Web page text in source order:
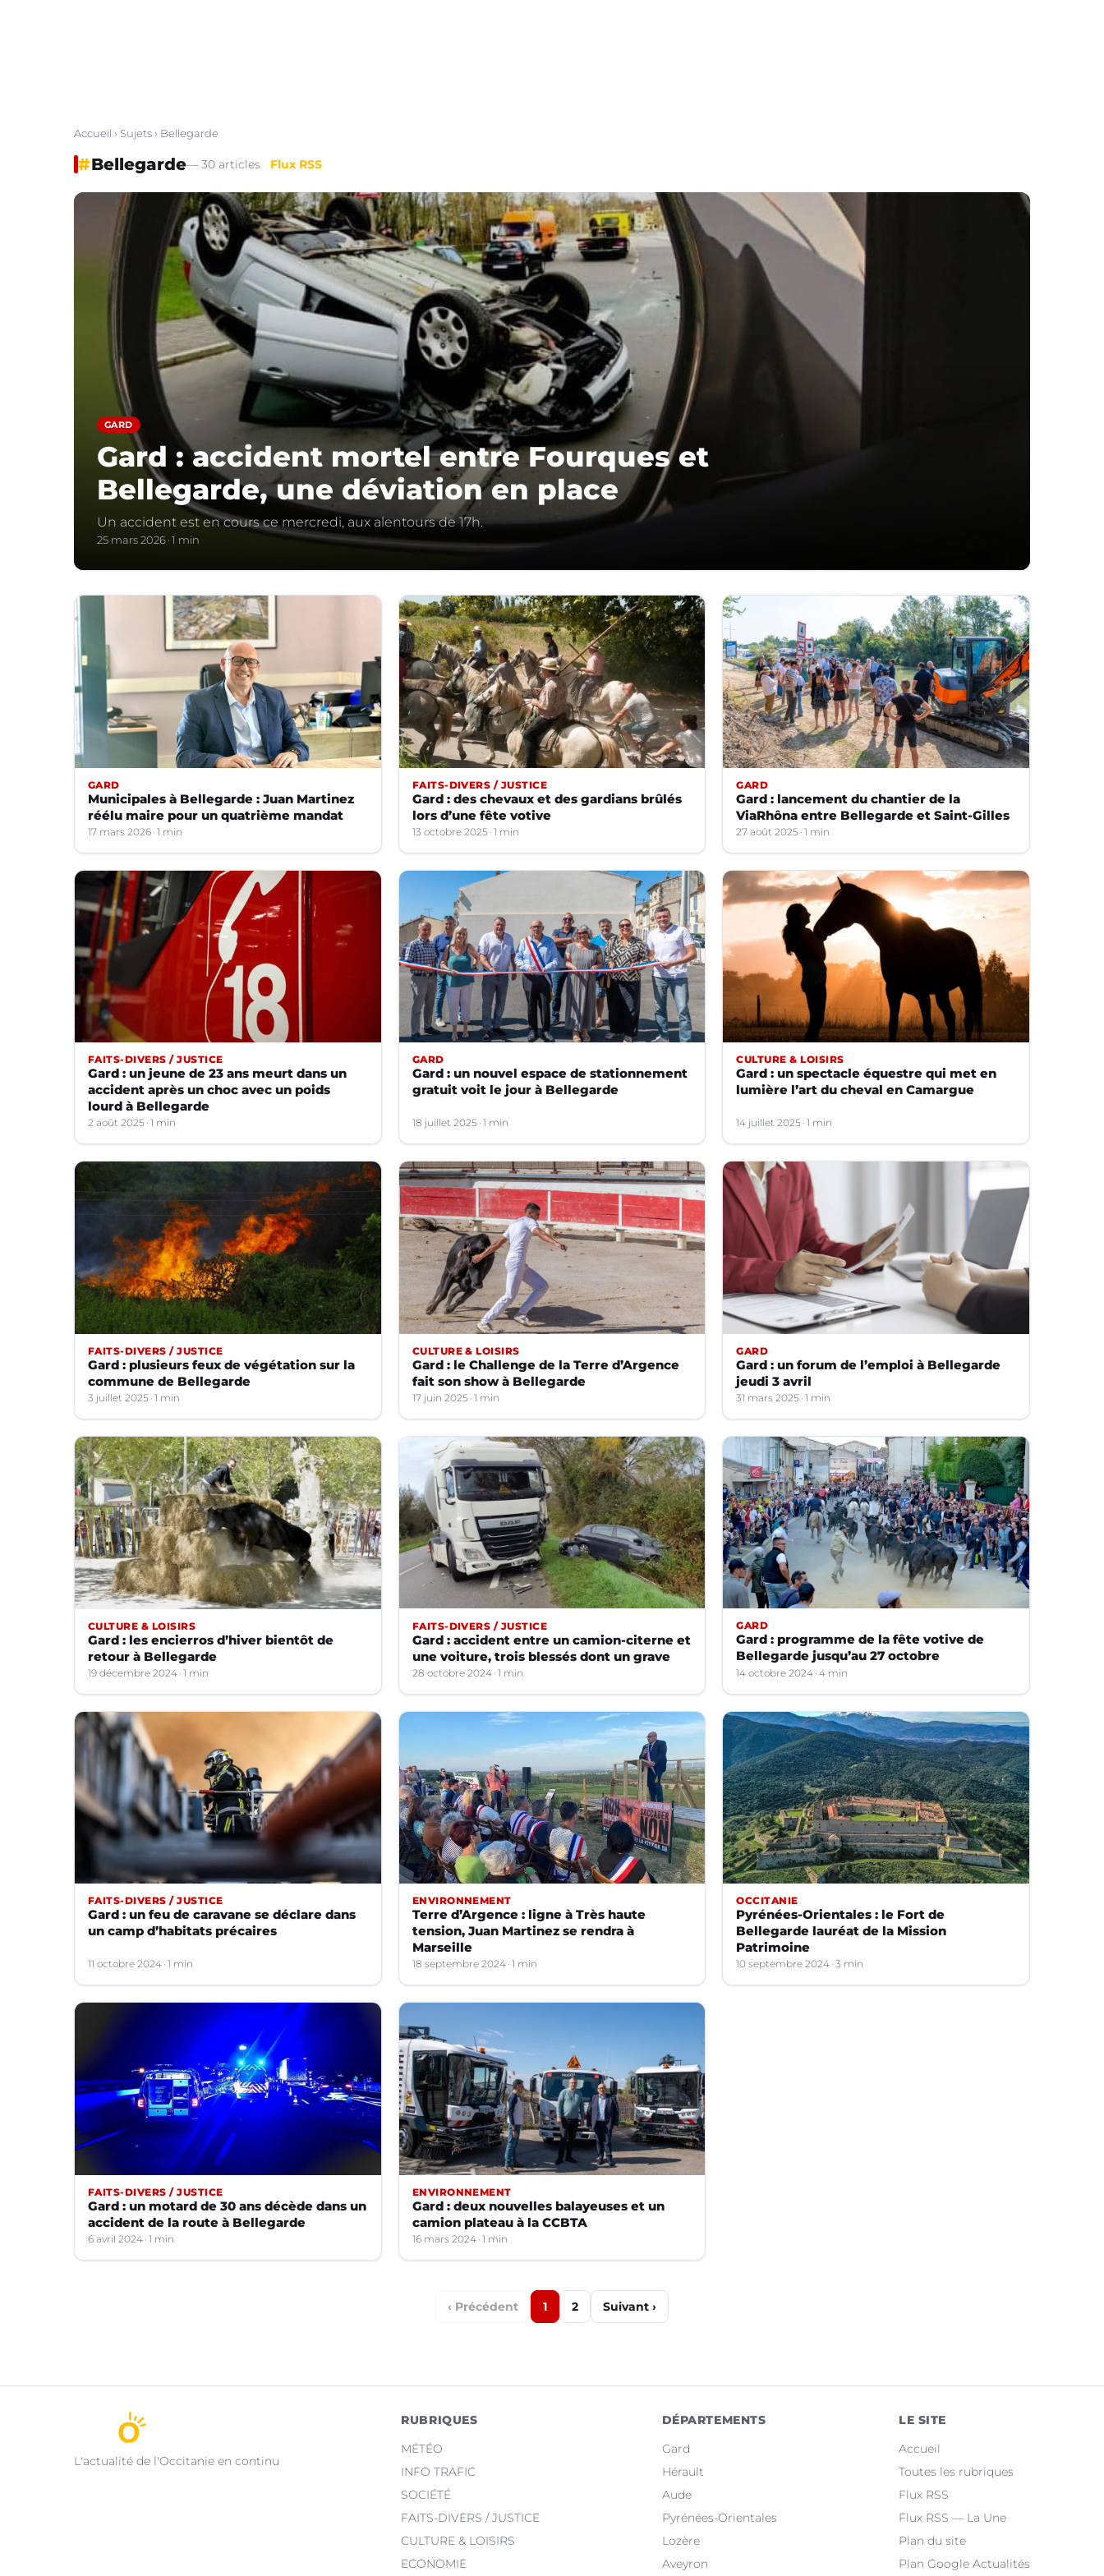
Accueil › Sujets› Bellegarde
#Bellegarde— 30 articles Flux RSS
GARD
Gard : accident mortel entre Fourques et
Bellegarde, une déviation en place
Un accident est en cours ce mercredi, aux alentours de 17h.
25 mars 2026 1 min
GARD
Municipales à Bellegarde : Juan Martinez
réélu maire pour un quatrième mandat
17 mars 2026 1 min
FAITS-DIVERS / JUSTICE
Gard : des chevaux et des gardians brûlés
lors d’une fête votive
13 octobre 2025 1 min
GARD
Gard : lancement du chantier de la
ViaRhôna entre Bellegarde et Saint-Gilles
27 août 2025 1 min
FAITS-DIVERS / JUSTICE
Gard : un jeune de 23 ans meurt dans un
accident après un choc avec un poids
lourd à Bellegarde
2 août 2025 1 min
GARD
Gard : un nouvel espace de stationnement
gratuit voit le jour à Bellegarde
18 juillet 2025 1 min
CULTURE & LOISIRS
Gard : un spectacle équestre qui met en
lumière l’art du cheval en Camargue
14 juillet 2025 1 min
FAITS-DIVERS / JUSTICE
Gard : plusieurs feux de végétation sur la
commune de Bellegarde
3 juillet 2025 1 min
CULTURE & LOISIRS
Gard : le Challenge de la Terre d’Argence
fait son show à Bellegarde
17 juin 2025 1 min
GARD
Gard : un forum de l’emploi à Bellegarde
jeudi 3 avril
31 mars 2025 1 min
CULTURE & LOISIRS
Gard : les encierros d’hiver bientôt de
retour à Bellegarde
19 décembre 2024 1 min
FAITS-DIVERS / JUSTICE
Gard : accident entre un camion-citerne et
une voiture, trois blessés dont un grave
28 octobre 2024 1 min
GARD
Gard : programme de la fête votive de
Bellegarde jusqu’au 27 octobre
14 octobre 2024 4 min
FAITS-DIVERS / JUSTICE
Gard : un feu de caravane se déclare dans
un camp d’habitats précaires
11 octobre 2024 1 min
ENVIRONNEMENT
Terre d’Argence : ligne à Très haute
tension, Juan Martinez se rendra à
Marseille
18 septembre 2024 1 min
OCCITANIE
Pyrénées-Orientales : le Fort de
Bellegarde lauréat de la Mission
Patrimoine
10 septembre 2024 3 min
FAITS-DIVERS / JUSTICE
Gard : un motard de 30 ans décède dans un
accident de la route à Bellegarde
6 avril 2024 1 min
ENVIRONNEMENT
Gard : deux nouvelles balayeuses et un
camion plateau à la CCBTA
16 mars 2024 1 min
‹ Précédent 1 2 Suivant ›
L'actualité de l'Occitanie en continu
RUBRIQUES
MÉTÉO
INFO TRAFIC
SOCIÉTÉ
FAITS-DIVERS / JUSTICE
CULTURE & LOISIRS
ECONOMIE
DÉPARTEMENTS
Gard
Hérault
Aude
Pyrénées-Orientales
Lozère
Aveyron
LE SITE
Accueil
Toutes les rubriques
Flux RSS
Flux RSS — La Une
Plan du site
Plan Google Actualités